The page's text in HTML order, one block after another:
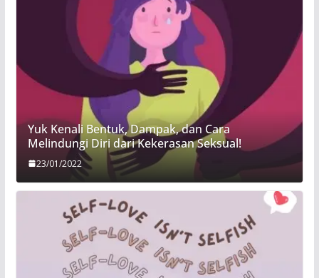
Yuk Kenali Bentuk, Dampak, dan Cara
Melindungi Diri dari Kekerasan Seksual!
23/01/2022